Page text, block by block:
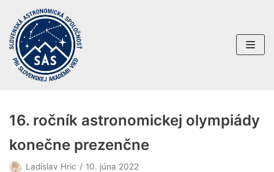
Preskočiť
na
obsah
16. ročník astronomickej olympiády
konečne prezenčne
Ladislav Hric 10. júna 2022